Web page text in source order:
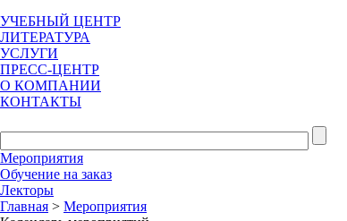
УЧЕБНЫЙ ЦЕНТР
ЛИТЕРАТУРА
УСЛУГИ
ПРЕСС-ЦЕНТР
О КОМПАНИИ
КОНТАКТЫ
Мероприятия
Обучение на заказ
Лекторы
Главная > Мероприятия